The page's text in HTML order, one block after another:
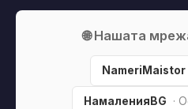
🌐 Нашата
NameriMaistor
НамаленияBG ·